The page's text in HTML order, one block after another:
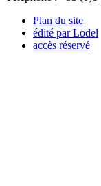
Plan du site
édité par Lodel
accès réservé